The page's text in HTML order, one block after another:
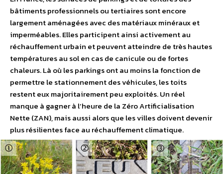
bâtiments professionnels ou tertiaires sont encore
largement aménagées avec des matériaux minéraux et
imperméables. Elles participent ainsi activement au
réchauffement urbain et peuvent atteindre de très hautes
températures au sol en cas de canicule ou de fortes
chaleurs. Là où les parkings ont au moins la fonction de
permettre le stationnement des véhicules, les toits
restent eux majoritairement peu exploités. Un réel
manque à gagner à l’heure de la Zéro Artificialisation
Nette (ZAN), mais aussi alors que les villes doivent devenir
plus résilientes face au réchauffement climatique.